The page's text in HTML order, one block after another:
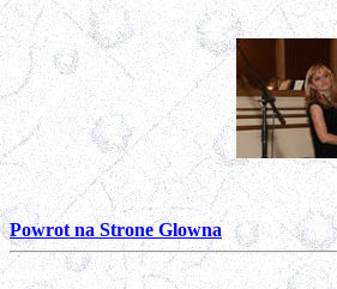
Powrot na Strone Glowna